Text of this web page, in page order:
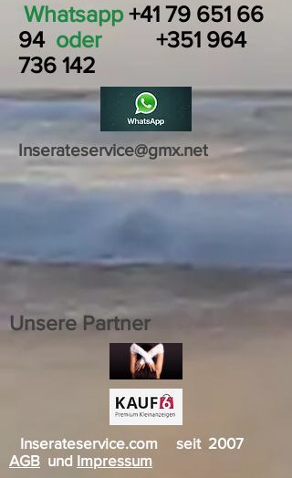
Whatsapp+41 79 651 66
94 oder +351 964
736 142
Inserateservice@gmx.net
Unsere Partner
Inserateservice.com seit 2007
AGB und Impressum